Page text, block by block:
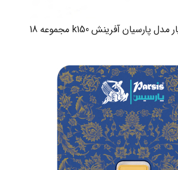
سکه طلا گرمی 18 عیار مدل پارسیان آفرینش k150 مجموعه 18